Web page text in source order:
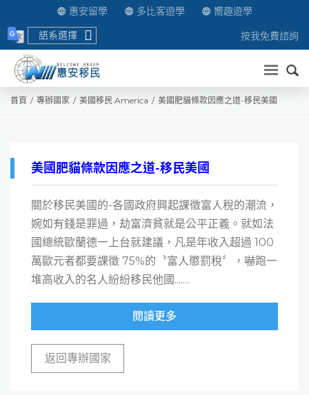
惠安留學 多比客遊學
嚮趣遊學
語系選擇
按我免費諮詢
送出
首頁 專辦國家 美國移民 America 美國肥貓條款因應之道-移民美國
美國肥貓條款因應之道-移民美國
關於移民美國的-各國政府興起課徵富人稅的潮流，
婉如有錢是罪過，劫富濟貧就是公平正義。就如法
國總統歐蘭德一上台就建議，凡是年收入超過 100
萬歐元者都要課徵 75%的〝富人懲罰稅〞，嚇跑一
堆高收入的名人紛紛移民他國.......
閱讀更多
返回專辦國家